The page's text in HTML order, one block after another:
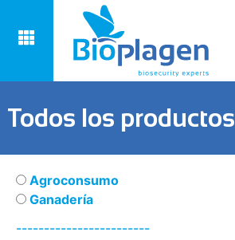
Todos los productos
Agroconsumo
Ganadería
------------------------